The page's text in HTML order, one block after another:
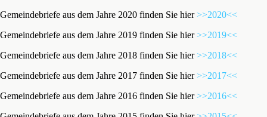
Gemeindebriefe aus dem Jahre 2020 finden Sie hier>>2020<<
Gemeindebriefe aus dem Jahre 2019 finden Sie hier>>2019<<
Gemeindebriefe aus dem Jahre 2018 finden Sie hier>>2018<<
Gemeindebriefe aus dem Jahre 2017 finden Sie hier>>2017<<
Gemeindebriefe aus dem Jahre 2016 finden Sie hier>>2016<<